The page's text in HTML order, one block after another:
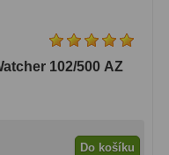
102/500 AZ
Do košíku